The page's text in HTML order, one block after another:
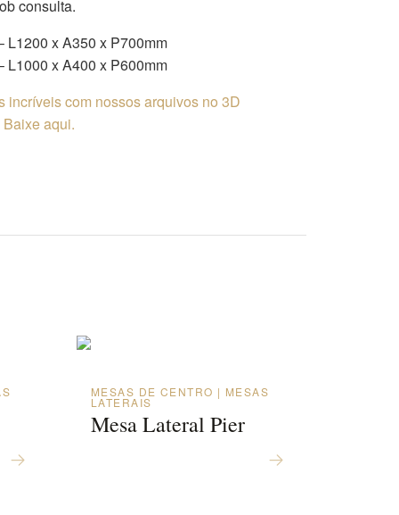
consulta.
L1200 x A350 x P700mm
L1000 x A400 x P600mm
incríveis com nossos arquivos no 3D
aqui.
MESAS DE CENTRO | MESAS
LATERAIS
Mesa Lateral Pier